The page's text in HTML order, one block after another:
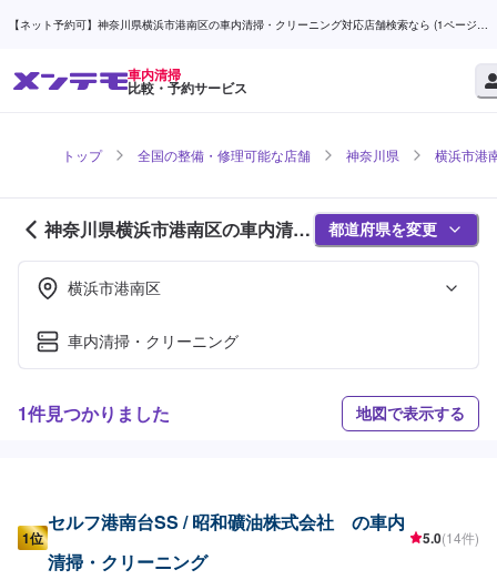
【ネット予約可】神奈川県横浜市港南区の車内清掃・クリーニング対応店舗検索なら (1ページ
車内清掃
比較・予約サービス
トップ 全国の整備・修理可能な店舗 神奈川県 横浜市港
神奈川県横浜市港南区の車内清掃
対応店舗紹介 (1ページ目)
都道府県を変更
横浜市港南区
車内清掃・クリーニング
1件見つかりました 地図で表示する
1位
セルフ港南台SS / 昭和礦油株式会社 の車内
清掃・クリーニング
5.0(14件)